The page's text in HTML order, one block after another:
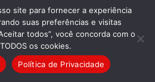
asatisfação do
são realizados com
que seu
como novo.Confie
seu conserto hoje
site para fornecer a experiência
suas preferências e visitas
todos”, você concorda com o
os cookies.
Política de Privacidade